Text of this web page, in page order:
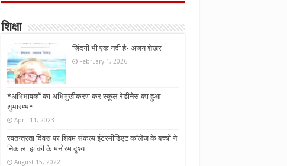
शिक्षा
ज़िंदगी भी एक नदी है- अजय शेखर
February 1, 2026
*अभिभावकों का अभिमुखीकरण कर स्कूल रेडीनेस का हुआ
शुभारम्भ*
April 11, 2023
स्वतन्त्रता दिवस पर शिवम संकल्प इंटरमीडिएट कॉलेज के बच्चों ने
निकाला झांकी के मनोरम दृश्य
August 15, 2022